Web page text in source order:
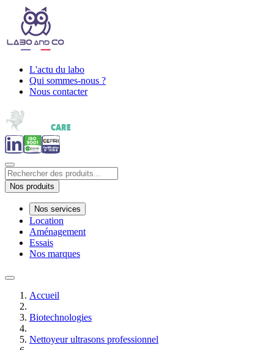
L'actu du labo
Qui sommes-nous ?
Nous contacter
Nos produits
Nos services
Location
Aménagement
Essais
Nos marques
Accueil
Biotechnologies
Nettoyeur ultrasons professionnel